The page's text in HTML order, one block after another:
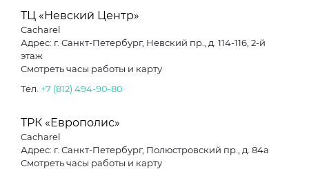
ТЦ «Невский Центр»
Cacharel
Адрес: г. Санкт-Петербург, Невский пр., д. 114-116, 2-й
этаж
Смотреть часы работы и карту
Тел. +7 (812) 494-90-80
ТРК «Европолис»
Cacharel
Адрес: г. Санкт-Петербург, Полюстровский пр., д. 84а
Смотреть часы работы и карту